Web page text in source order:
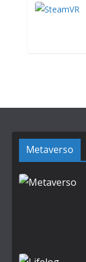
Metaverso